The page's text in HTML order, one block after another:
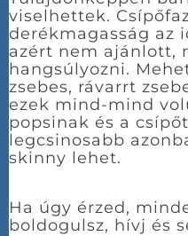
viselhettek.
derékmagasság az
azért nem ajánlott,
hangsúlyozni.
zsebes, rávarrt
ezek mind-mind
popsinak és a
legcsinosabb
skinny lehet.
Ha úgy érzed,
boldogulsz, hívj és